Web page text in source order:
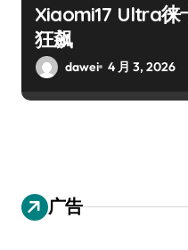
Xiaomi17 Ultra徕
狂飙
dawei 4 月 3, 2026
广告